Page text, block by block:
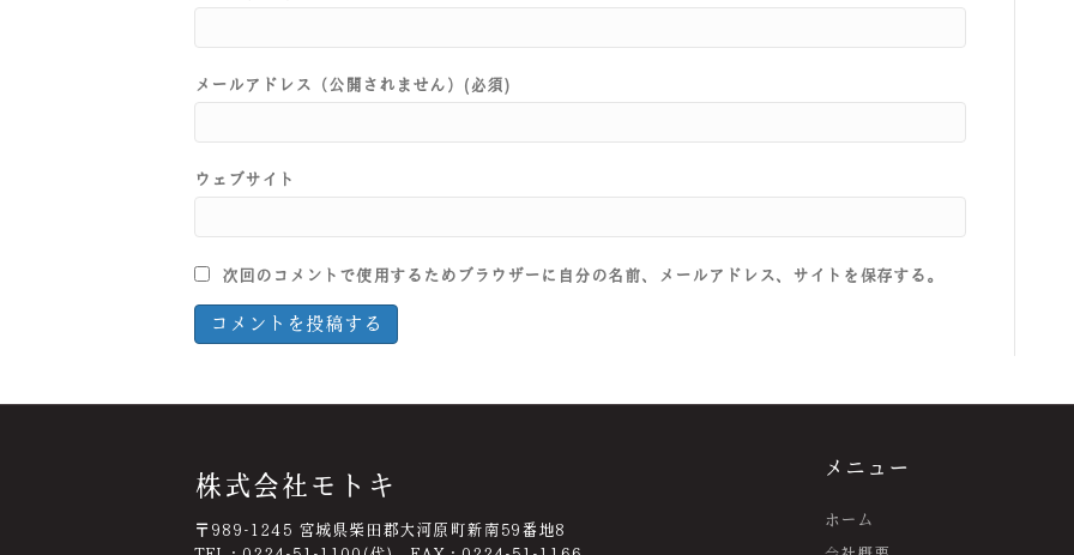
メールアドレス（公開されません）(必須)
ウェブサイト
次回のコメントで使用するためブラウザーに自分の名前、メールアドレス、サイトを保存する。
株式会社モトキ
〒989-1245 宮城県柴田郡大河原町新南59番地8
メニュー
ホーム